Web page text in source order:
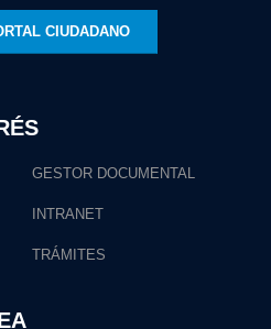
CIUDADANO
GESTOR DOCUMENTAL
INTRANET
TRÁMITES